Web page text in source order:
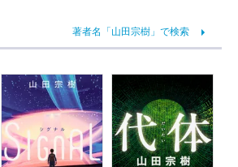
著者名「山田宗樹」で検索